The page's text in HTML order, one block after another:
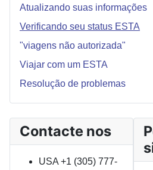
Atualizando suas informações
Verificando seu status ESTA
"viagens não autorizada"
Viajar com um ESTA
Resolução de problemas
Contacte nos
USA +1 (305) 777-